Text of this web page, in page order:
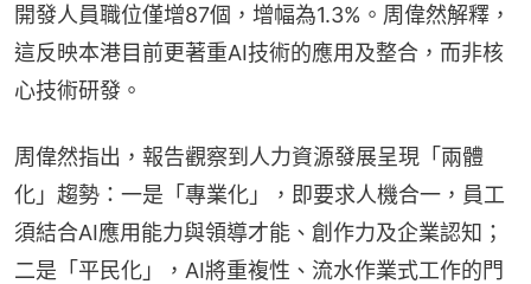
開發人員職位僅增87個，增幅為1.3%。周偉然解釋，
這反映本港目前更著重AI技術的應用及整合，而非核
心技術研發。
周偉然指出，報告觀察到人力資源發展呈現「兩體
化」趨勢：一是「專業化」，即要求人機合一，員工
須結合AI應用能力與領導才能、創作力及企業認知；
二是「平民化」，AI將重複性、流水作業式工作的門